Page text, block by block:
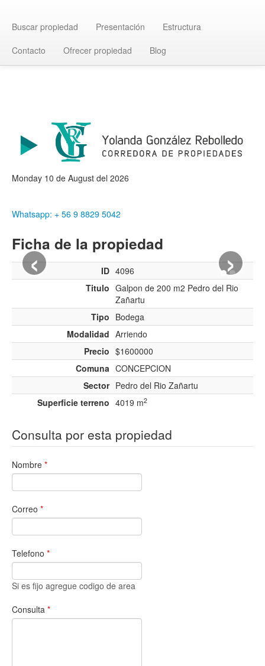
Buscar propiedad Presentación
Estructura
Contacto
Ofrecer propiedad Blog
Monday 10 de August del 2026
Whatsapp: + 56 9 8829 5042
Ficha de la propiedad
‹ ›
ID 4096
Titulo Galpon de 200 m2 Pedro del Rio
Zañartu
Tipo Bodega
Modalidad Arriendo
Precio $1600000
Comuna CONCEPCION
Sector Pedro del Rio Zañartu
Superficie terreno 4019 m2
Consulta por esta propiedad
Nombre *
Correo *
Telefono *
Si es fijo agregue codigo de area
Consulta *